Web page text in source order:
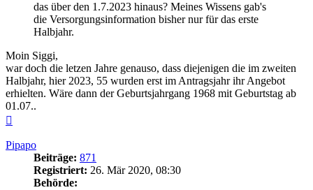
das über den 1.7.2023 hinaus? Meines Wissens gab's
die Versorgungsinformation bisher nur für das erste
Halbjahr.
Moin Siggi,
war doch die letzen Jahre genauso, dass diejenigen die im zweiten
Halbjahr, hier 2023, 55 wurden erst im Antragsjahr ihr Angebot
erhielten. Wäre dann der Geburtsjahrgang 1968 mit Geburtstag ab
01.07..
Pipapo
Beiträge: 871
Registriert: 26. Mär 2020, 08:30
Behörde: